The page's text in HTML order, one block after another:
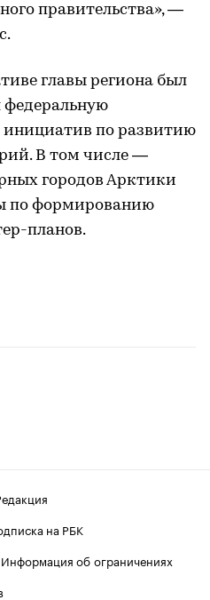
правительства», —
главы региона был
федеральную
по развитию
В том числе —
городов Арктики
по формированию
планов.
на РБК
Информация об ограничениях